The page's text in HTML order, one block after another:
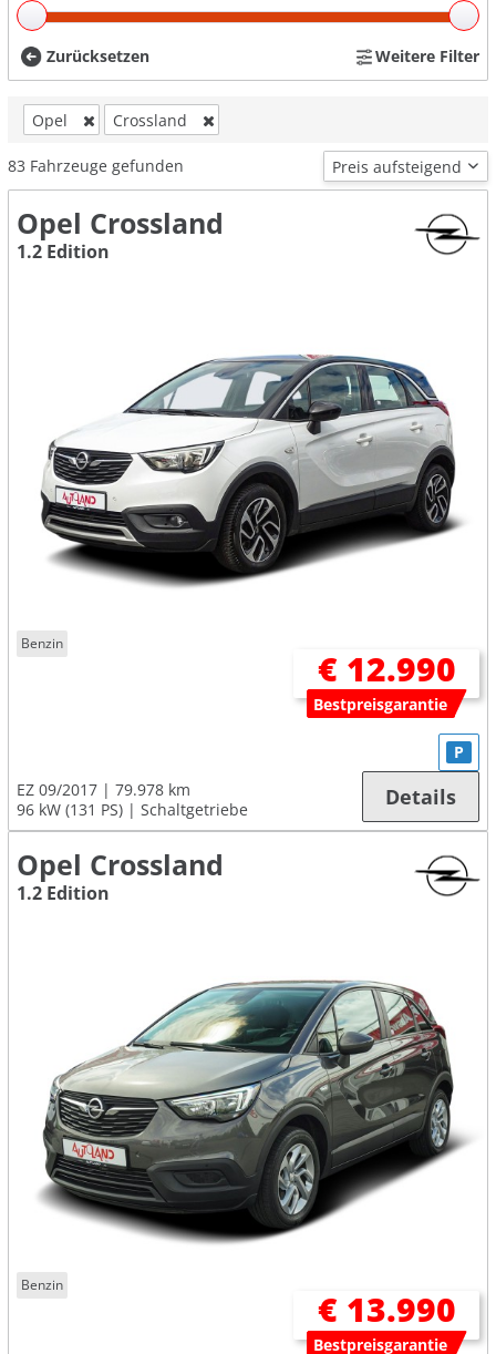
Zurücksetzen Weitere Filter
Opel Crossland
83 Fahrzeuge gefunden
Opel Crossland
1.2 Edition
Benzin
€ 12.990
Bestpreisgarantie
EZ 09/2017
79.978 km
96 kW (131 PS)
Schaltgetriebe
P
Details
Opel Crossland
1.2 Edition
Benzin
€ 13.990
Bestpreisgarantie